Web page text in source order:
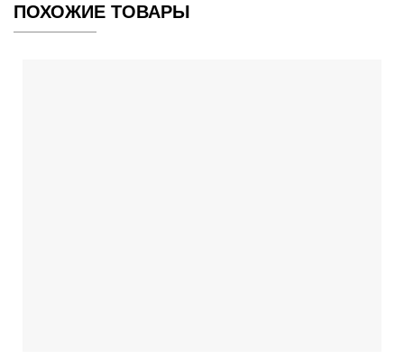
ПОХОЖИЕ ТОВАРЫ